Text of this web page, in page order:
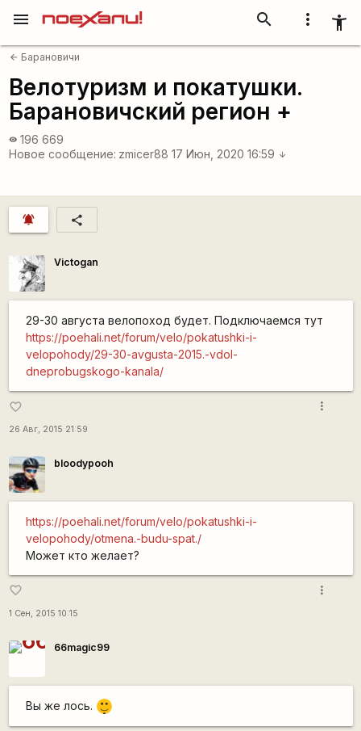
more_vert accessibility_new
search
menu
arrow_back Барановичи
Велотуризм и покатушки.
Барановичский регион +
visibility 196 669
Новое сообщение: zmicer88 17 Июн, 2020 16:59 arrow_downward
notifications_active share
Victogan
29-30 августа велопоход будет. Подключаемся тут
https://poehali.net/forum/velo/pokatushki-i-
velopohody/29-30-avgusta-2015.-vdol-
dneprobugskogo-kanala/
favorite_border
26 Авг, 2015 21:59
more_vert
bloodypooh
https://poehali.net/forum/velo/pokatushki-i-
velopohody/otmena.-budu-spat./
Может кто желает?
favorite_border
1 Сен, 2015 10:15
more_vert
66magic99
Вы же лось.
|-)
_)